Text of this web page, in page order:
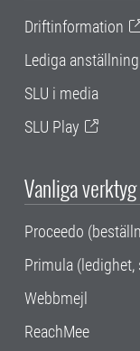
Driftinformation
Lediga
SLU i media
SLU Play
Vanliga verktyg
Proceedo
Primula
Webbmejl
ReachMee